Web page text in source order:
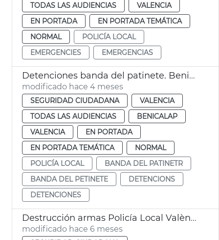
TODAS LAS AUDIENCIAS
VALENCIA
EN PORTADA
EN PORTADA TEMÁTICA
NORMAL
POLICÍA LOCAL
EMERGENCIES
EMERGENCIAS
Detenciones banda del patinete. Benicalap. València
modificado hace 4 meses
SEGURIDAD CIUDADANA
VALENCIA
TODAS LAS AUDIENCIAS
BENICALAP
VALENCIA
EN PORTADA
EN PORTADA TEMÁTICA
NORMAL
POLICÍA LOCAL
BANDA DEL PATINETR
BANDA DEL PETINETE
DETENCIONS
DETENCIONES
Destrucción armas Policía Local València
modificado hace 6 meses